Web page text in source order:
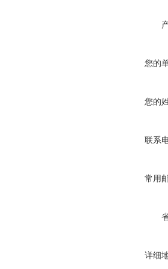
您的
您的
联系
常用
详细